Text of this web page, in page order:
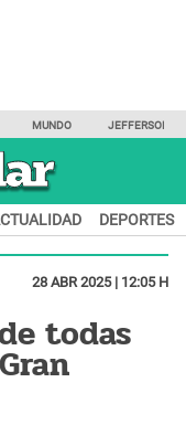
MUNDO JEFFERSON
DEPORTES
28 ABR 2025 | 12:05 H
todas